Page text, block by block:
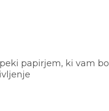
papirjem, ki vam bo